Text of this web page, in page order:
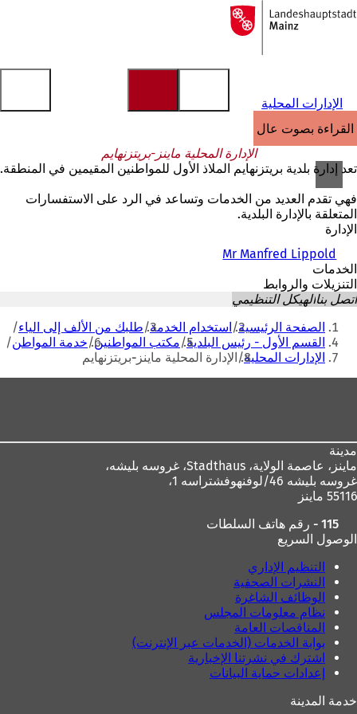
الانتقال إلى المحتوى
إلى
الصفحة
الإدارات المحلية
القراءة بصوت عالٍ
الإدارة المحلية ماينز-بريتزنهايم
تعد إدارة بلدية بريتزنهايم الملاذ الأول للمواطنين المقيمين في المنطقة.
فهي تقدم العديد من الخدمات وتساعد في الرد على الاستفسارات
المتعلقة بالإدارة البلدية.
الإدارة
Mr Manfred Lippold
الخدمات
التنزيلات والروابط
اتصل بناالهيكل التنظيمي
أنت
هنا
الصفحة الرئيسية استخدام الخدمة طلبك من الألف إلى الياء
القسم الأول - رئيس البلدية مكتب المواطنين خدمة المواطن
الإدارات المحلية الإدارة المحلية ماينز-بريتزنهايم
مدينة
ماينز، عاصمة الولاية،
غروسه بليشه 46/لوفنهوفشتراسه 1،
55116 ماينز
115 - رقم هاتف السلطات
الوصول السريع
التنظيم الإداري
النشرات الصحفية
الوظائف الشاغرة
نظام معلومات المجلس
المناقصات العامة
بوابة الخدمات (الخدمات عبر الإنترنت)
اشترك في نشرتنا الإخبارية
إعدادات حماية البيانات
خدمة المدينة